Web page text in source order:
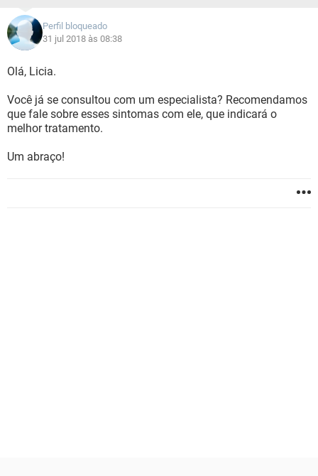
Perfil bloqueado
31 jul 2018 às 08:38
Olá, Licia.
Você já se consultou com um especialista? Recomendamos
que fale sobre esses sintomas com ele, que indicará o
melhor tratamento.
Um abraço!